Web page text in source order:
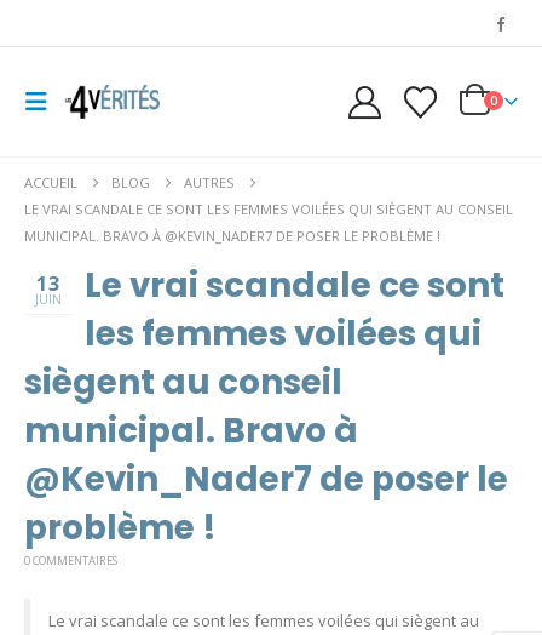
0
ACCUEIL BLOG
AUTRES
LE VRAI SCANDALE CE SONT LES FEMMES VOILÉES QUI SIÈGENT AU CONSEIL
MUNICIPAL. BRAVO À @KEVIN_NADER7 DE POSER LE PROBLÈME !
13
JUIN
Le vrai scandale ce sont
les femmes voilées qui
siègent au conseil
municipal. Bravo à
@Kevin_Nader7 de poser le
problème !
0 COMMENTAIRES
Le vrai scandale ce sont les femmes voilées qui siègent au